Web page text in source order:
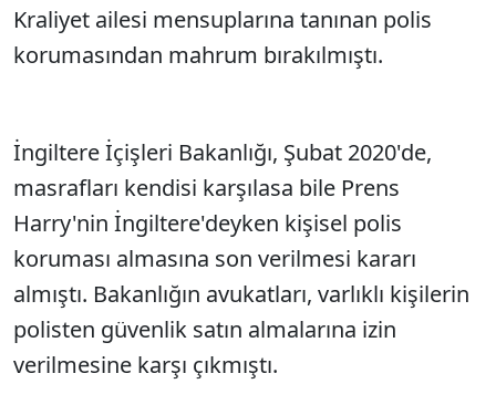
Kraliyet ailesi mensuplarına tanınan polis
korumasından mahrum bırakılmıştı.
İngiltere İçişleri Bakanlığı, Şubat 2020'de,
masrafları kendisi karşılasa bile Prens
Harry'nin İngiltere'deyken kişisel polis
koruması almasına son verilmesi kararı
almıştı. Bakanlığın avukatları, varlıklı kişilerin
polisten güvenlik satın almalarına izin
verilmesine karşı çıkmıştı.